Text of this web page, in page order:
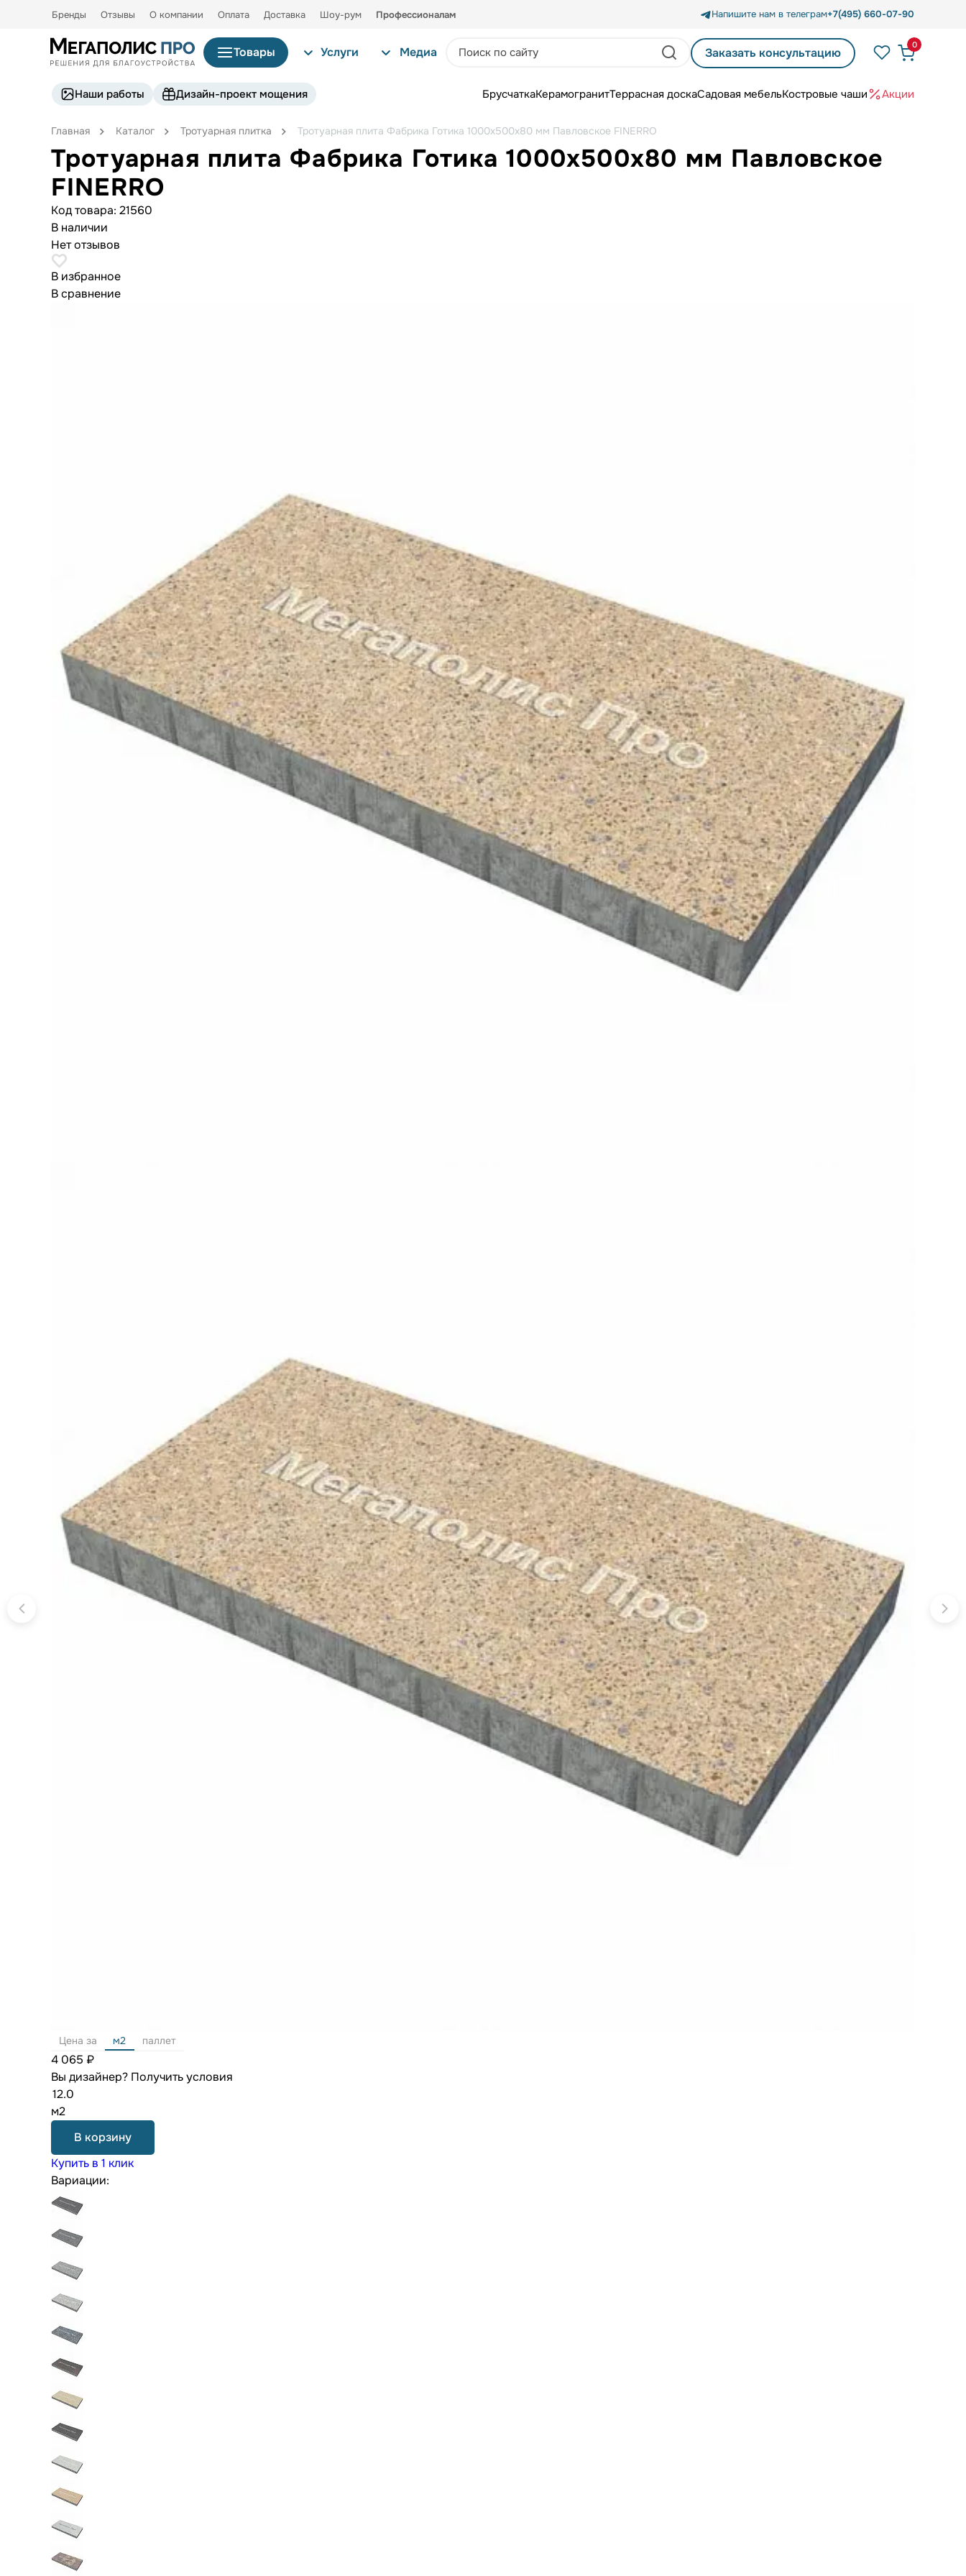
Бренды Отзывы О компании Оплата Доставка Шоу-рум Профессионалам Напишите нам в телеграм+7(495) 660-07-90
Товары Услуги Медиа Заказать консультацию
0
Наши работы Дизайн-проект мощения БрусчаткаКерамогранитТеррасная доскаСадовая мебельКостровые чаши Акции
Главная Каталог Тротуарная плитка Тротуарная плита Фабрика Готика 1000x500x80 мм Павловское FINERRO
Тротуарная плита Фабрика Готика 1000x500x80 мм Павловское
FINERRO
Код товара: 21560
В наличии
Нет отзывов
В избранное
В сравнение
Цена за м2 паллет
4 065 ₽
Вы дизайнер? Получить условия
м2
В корзину
Купить в 1 клик
Вариации: